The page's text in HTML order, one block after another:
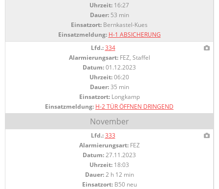
Uhrzeit: 16:27
Dauer:53 min
Einsatzort: Bernkastel-Kues
Einsatzmeldung: H-1 ABSICHERUNG
Lfd.: 334
Alarmierungsart:FEZ, Staffel
Datum:01.12.2023
Uhrzeit:06:20
Dauer:35 min
Einsatzort:Longkamp
Einsatzmeldung: H-2 TÜR ÖFFNEN DRINGEND
November
Lfd.: 333
Alarmierungsart:FEZ
Datum:27.11.2023
Uhrzeit: 18:03
Dauer:2 h 12 min
Einsatzort:B50 neu